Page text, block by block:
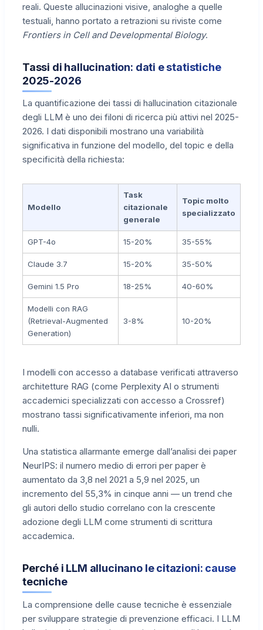
reali. Queste allucinazioni visive, analoghe a quelle
testuali, hanno portato a retrazioni su riviste come
Frontiers in Cell and Developmental Biology.
Tassi di hallucination: dati e statistiche
2025-2026
La quantificazione dei tassi di hallucination citazionale
degli LLM è uno dei filoni di ricerca più attivi nel 2025-
2026. I dati disponibili mostrano una variabilità
significativa in funzione del modello, del topic e della
specificità della richiesta:
Modello
Task
citazionale
generale
Topic molto
specializzato
GPT-4o 15-20% 35-55%
Claude 3.7 15-20% 35-50%
Gemini 1.5 Pro 18-25% 40-60%
Modelli con RAG
(Retrieval-Augmented
Generation)
3-8% 10-20%
I modelli con accesso a database verificati attraverso
architetture RAG (come Perplexity AI o strumenti
accademici specializzati con accesso a Crossref)
mostrano tassi significativamente inferiori, ma non
nulli.
Una statistica allarmante emerge dall’analisi dei paper
NeurIPS: il numero medio di errori per paper è
aumentato da 3,8 nel 2021 a 5,9 nel 2025, un
incremento del 55,3% in cinque anni — un trend che
gli autori dello studio correlano con la crescente
adozione degli LLM come strumenti di scrittura
accademica.
Perché i LLM allucinano le citazioni: cause
tecniche
La comprensione delle cause tecniche è essenziale
per sviluppare strategie di prevenzione efficaci. I LLM